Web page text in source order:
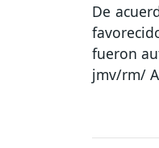
De
fueron
jmv/rm/